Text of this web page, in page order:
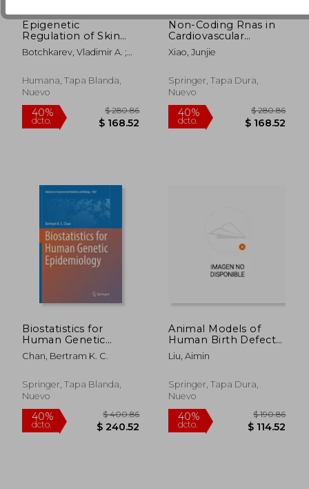
40%
dcto. $ 141.52 dcto. $
40% $ 280.86 40% $
Epigenetic
Regulation of Skin
Development and
Regeneration (en
Botchkarev, Vladimir A. ;
Humana, Tapa Blanda,
Nuevo
Non-Coding Rnas in
Cardiovascular
Diseases (en Inglés)
Xiao, Junjie
Springer, Tapa Dura,
Nuevo
Biostatistics for
Human Genetic
Epidemiology (en
Inglés)
Chan, Bertram K. C.
Springer, Tapa Blanda,
Nuevo
Animal Models of
Human Birth Defects
(en Inglés)
Liu, Aimin
Springer, Tapa Dura,
Nuevo